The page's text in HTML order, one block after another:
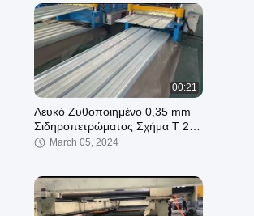
00:21
Λευκό Ζυθοποιημένο 0,35 mm
Σιδηροπετρώματος Σχήμα Τ 25-
205-1025mm
March 05, 2024